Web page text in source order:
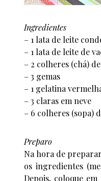
Ingredientes
– 1 lata de leite
– 1 lata de leite de
– 2 colheres (chá)
– 3 gemas
– 1 gelatina
– 3 claras em neve
– 6 colheres (sopa)
Preparo
Na hora de
os ingredientes
Depois, coloque